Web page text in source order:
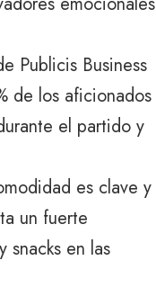
Publicis Business
de los aficionados
el partido y
es clave y
un fuerte
snacks en las